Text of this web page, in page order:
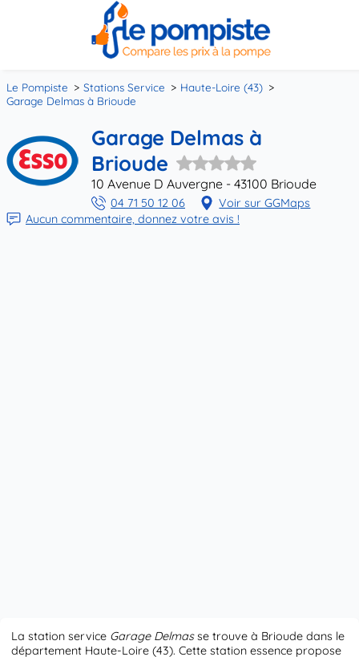
Le Pompiste Stations Service
Haute-Loire (43)
Garage Delmas à Brioude
Garage Delmas à
Brioude
10 Avenue D Auvergne - 43100 Brioude
04 71 50 12 06
Voir sur GGMaps
Aucun commentaire, donnez votre avis !
La station service Garage Delmasse trouve à Brioude dans le
département Haute-Loire (43). Cette station essence propose